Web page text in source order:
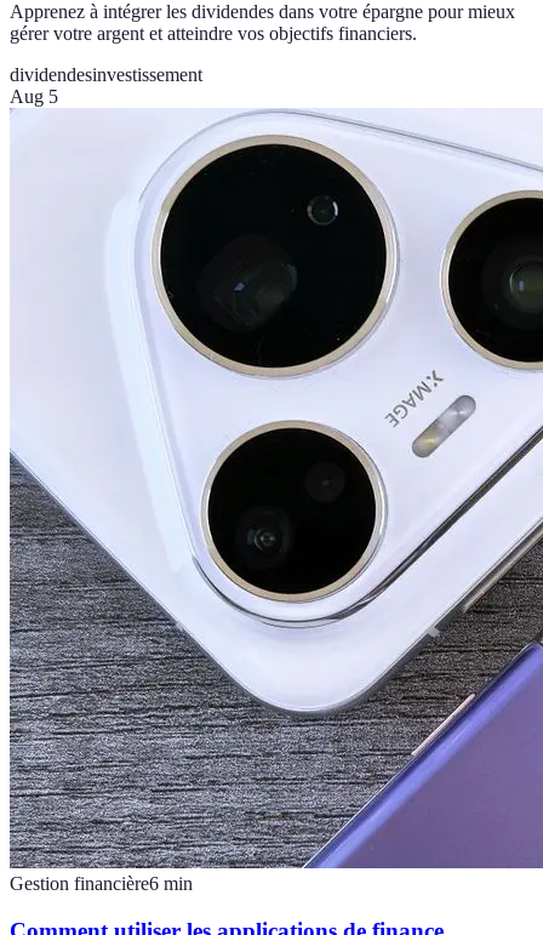
Apprenez à intégrer les dividendes dans votre épargne pour mieux
gérer votre argent et atteindre vos objectifs financiers.
dividendesinvestissement
Aug 5
Gestion financière6 min